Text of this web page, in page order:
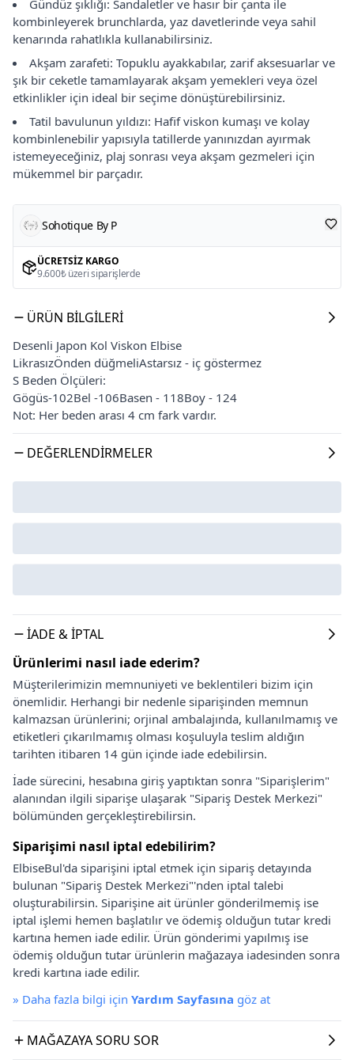
Gündüz şıklığı: Sandaletler ve hasır bir çanta ile
kombinleyerek brunchlarda, yaz davetlerinde veya sahil
kenarında rahatlıkla kullanabilirsiniz.
Akşam zarafeti: Topuklu ayakkabılar, zarif aksesuarlar ve
şık bir ceketle tamamlayarak akşam yemekleri veya özel
etkinlikler için ideal bir seçime dönüştürebilirsiniz.
Tatil bavulunun yıldızı: Hafif viskon kumaşı ve kolay
kombinlenebilir yapısıyla tatillerde yanınızdan ayırmak
istemeyeceğiniz, plaj sonrası veya akşam gezmeleri için
mükemmel bir parçadır.
Sohotique By P
ÜCRETSIZ KARGO
9.600₺ üzeri siparişlerde
ÜRÜN BILGILERI
Desenli Japon Kol Viskon Elbise
LikrasızÖnden düğmeliAstarsız - iç göstermez
S Beden Ölçüleri:
Gögüs-102Bel -106Basen - 118Boy - 124
Not: Her beden arası 4 cm fark vardır.
DEĞERLENDIRMELER
İADE & İPTAL
Ürünlerimi nasıl iade ederim?
Müşterilerimizin memnuniyeti ve beklentileri bizim için
önemlidir. Herhangi bir nedenle siparişinden memnun
kalmazsan ürünlerini; orjinal ambalajında, kullanılmamış ve
etiketleri çıkarılmamış olması koşuluyla teslim aldığın
tarihten itibaren 14 gün içinde iade edebilirsin.
İade sürecini, hesabına giriş yaptıktan sonra "Siparişlerim"
alanından ilgili siparişe ulaşarak "Sipariş Destek Merkezi"
bölümünden gerçekleştirebilirsin.
Siparişimi nasıl iptal edebilirim?
ElbiseBul'da siparişini iptal etmek için sipariş detayında
bulunan "Sipariş Destek Merkezi"'nden iptal talebi
oluşturabilirsin. Siparişine ait ürünler gönderilmemiş ise
iptal işlemi hemen başlatılır ve ödemiş olduğun tutar kredi
kartına hemen iade edilir. Ürün gönderimi yapılmış ise
ödemiş olduğun tutar ürünlerin mağazaya iadesinden sonra
kredi kartına iade edilir.
» Daha fazla bilgi için Yardım Sayfasına göz at
MAĞAZAYA SORU SOR